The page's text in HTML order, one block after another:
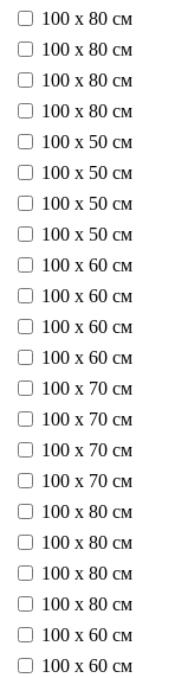
100 х 80 см
100 х 80 см
100 х 80 см
100 х 80 см
100 х 50 см
100 х 50 см
100 х 50 см
100 х 50 см
100 х 60 см
100 х 60 см
100 х 60 см
100 х 60 см
100 х 70 см
100 х 70 см
100 х 70 см
100 х 70 см
100 х 80 см
100 х 80 см
100 х 80 см
100 х 80 см
100 х 60 см
100 х 60 см